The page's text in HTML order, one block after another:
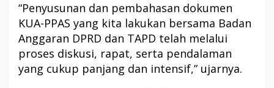
“Penyusunan dan pembahasan dokumen
KUA-PPAS yang kita lakukan bersama Badan
Anggaran DPRD dan TAPD telah melalui
proses diskusi, rapat, serta pendalaman
yang cukup panjang dan intensif,” ujarnya.